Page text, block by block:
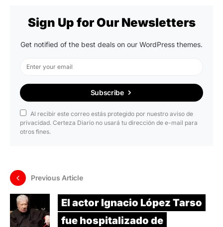
Sign Up for Our Newsletters
Get notified of the best deals on our WordPress themes.
Subscribe
Al recibir este correo estás protegido por nuestro aviso de
privacidad. Certeza Diario no usará tu dirección de e-mail para
otros fines.
Previous Article
El actor Ignacio López Tarso
fue hospitalizado de